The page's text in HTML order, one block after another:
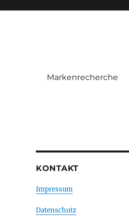
Markenrecherche
KONTAKT
Impressum
Datenschutz